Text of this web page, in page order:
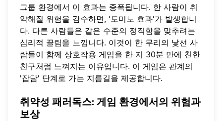
그룹 환경에서 이 효과는 증폭됩니다. 한 사람이 취
약해질 위험을 감수하면, '도미노 효과'가 발생합니
다. 다른 사람들은 같은 수준의 정직함을 맞추려는
심리적 끌림을 느낍니다. 이것이 한 무리의 낯선 사
람들이 함께 상호작용 게임을 한 지 30분 만에 친한
친구처럼 느껴지는 이유입니다. 이 게임은 관계의
'잡담' 단계로 가는 지름길을 제공합니다.
취약성 패러독스: 게임 환경에서의 위험과
보상